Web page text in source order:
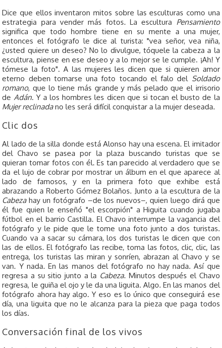
Dice que ellos inventaron mitos sobre las esculturas como una
estrategia para vender más fotos. La escultura Pensamiento
significa que todo hombre tiene en su mente a una mujer,
entonces el fotógrafo le dice al turista: "vea señor, vea niña,
¿usted quiere un deseo? No lo divulgue, tóquele la cabeza a la
escultura, piense en ese deseo y a lo mejor se le cumple. ¡Ah! Y
tómese la foto". A las mujeres les dicen que si quieren amor
eterno deben tomarse una foto tocando el falo del Soldado
romano, que lo tiene más grande y más pelado que el irrisorio
de Adán. Y a los hombres les dicen que si tocan el busto de la
Mujer reclinadano les será difícil conquistar a la mujer deseada.
Clic dos
Al lado de la silla donde está Alonso hay una escena. El imitador
del Chavo se pasea por la plaza buscando turistas que se
quieran tomar fotos con él. Es tan parecido al verdadero que se
da el lujo de cobrar por mostrar un álbum en el que aparece al
lado de famosos, y en la primera foto que exhibe está
abrazando a Roberto Gómez Bolaños. Junto a la escultura de la
Cabezahay un fotógrafo –de los nuevos–, quien luego dirá que
él fue quien le enseñó "el escorpión" a Higuita cuando jugaba
fútbol en el barrio Castilla. El Chavo interrumpe la vagancia del
fotógrafo y le pide que le tome una foto junto a dos turistas.
Cuando va a sacar su cámara, los dos turistas le dicen que con
las de ellos. El fotógrafo las recibe, toma las fotos, clic, clic, las
entrega, los turistas las miran y sonríen, abrazan al Chavo y se
van. Y nada. En las manos del fotógrafo no hay nada. Así que
regresa a su sitio junto a la Cabeza. Minutos después el Chavo
regresa, le guiña el ojo y le da una liguita. Algo. En las manos del
fotógrafo ahora hay algo. Y eso es lo único que conseguirá ese
día, una liguita que no le alcanza para la pieza que paga todos
los días.
Conversación final de los vivos